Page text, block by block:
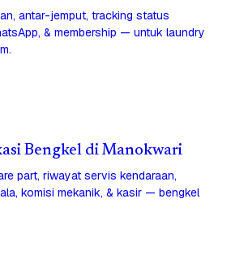
antar-jemput, tracking status
& membership — untuk laundry
Bengkel di Manokwari
part, riwayat servis kendaraan,
komisi mekanik, & kasir — bengkel